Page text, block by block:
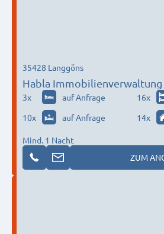
Habla Immobilienverwaltung
35428 Langgöns
3x auf Anfrage 16x
10x auf Anfrage 14x
Mind. 1 Nacht
ZUM